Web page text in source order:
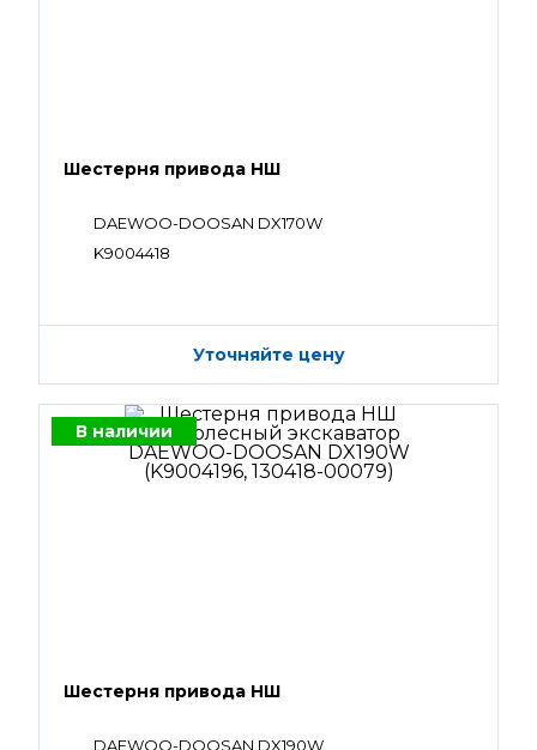
Шестерня привода НШ
DAEWOO-DOOSAN DX170W
K9004418
Уточняйте цену
В наличии
Шестерня привода НШ
DAEWOO-DOOSAN DX190W